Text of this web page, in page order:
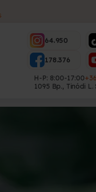
64.950
178.376
H-P: 8:00-17:00
1095 Bp., Tinódi